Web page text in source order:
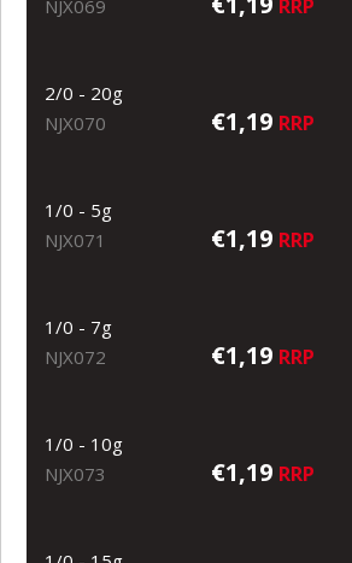
NJX069 RRP
2/0 - 20g
NJX070
€1,19 RRP
1/0 - 5g
NJX071
€1,19 RRP
1/0 - 7g
NJX072
€1,19 RRP
1/0 - 10g
NJX073
€1,19 RRP